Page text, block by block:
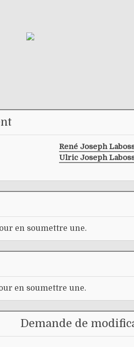
René Joseph
Ulric Joseph
en soumettre une.
en soumettre une.
Demande de